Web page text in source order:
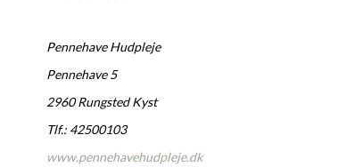
Pennehave Hudpleje
Pennehave 5
2960 Rungsted Kyst
Tlf.: 42500103
www.pennehavehudpleje.dk